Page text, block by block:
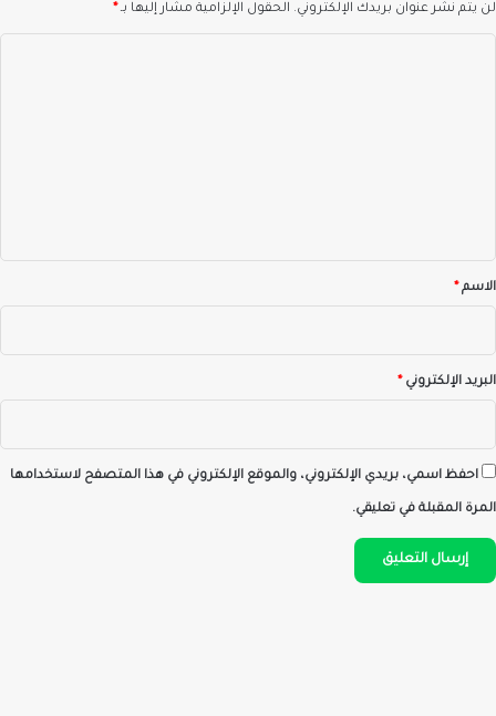
لن يتم نشر عنوان بريدك الإلكتروني. الحقول الإلزامية مشار إليها بـ*
*الاسم*
البريد الإلكتروني*
احفظ اسمي، بريدي الإلكتروني، والموقع الإلكتروني في هذا المتصفح لاستخدامها
المرة المقبلة في تعليقي.